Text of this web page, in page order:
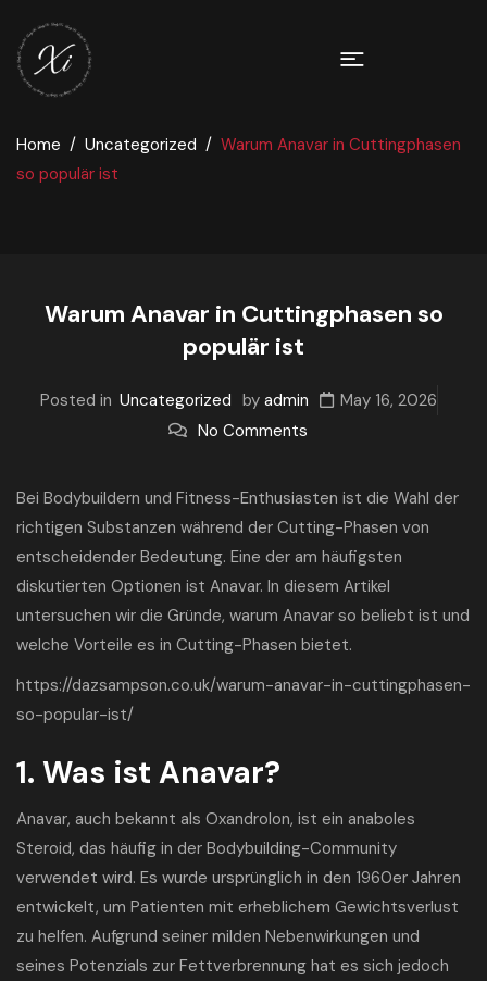
Home Uncategorized
Warum Anavar in Cuttingphasen
so populär ist
Warum Anavar in Cuttingphasen so
populär ist
Posted in Uncategorized by admin
May 16, 2026
No Comments
Bei Bodybuildern und Fitness-Enthusiasten ist die Wahl der
richtigen Substanzen während der Cutting-Phasen von
entscheidender Bedeutung. Eine der am häufigsten
diskutierten Optionen ist Anavar. In diesem Artikel
untersuchen wir die Gründe, warum Anavar so beliebt ist und
welche Vorteile es in Cutting-Phasen bietet.
https://dazsampson.co.uk/warum-anavar-in-cuttingphasen-
so-popular-ist/
1. Was ist Anavar?
Anavar, auch bekannt als Oxandrolon, ist ein anaboles
Steroid, das häufig in der Bodybuilding-Community
verwendet wird. Es wurde ursprünglich in den 1960er Jahren
entwickelt, um Patienten mit erheblichem Gewichtsverlust
zu helfen. Aufgrund seiner milden Nebenwirkungen und
seines Potenzials zur Fettverbrennung hat es sich jedoch